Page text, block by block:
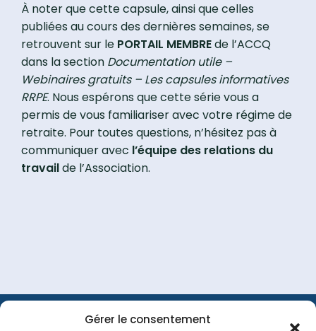
Gérer le consentement
À noter que cette capsule, ainsi que celles
publiées au cours des dernières semaines, se
retrouvent sur le PORTAIL MEMBREde l’ACCQ
dans la section Documentation utile –
Webinaires gratuits – Les capsules informatives
RRPE. Nous espérons que cette série vous a
permis de vous familiariser avec votre régime de
retraite. Pour toutes questions, n’hésitez pas à
communiquer avec l’équipe des relations du
travailde l’Association.